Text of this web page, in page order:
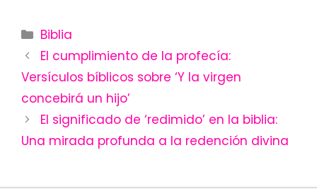
Categories
Biblia
El cumplimiento de la profecía:
Versículos bíblicos sobre ‘Y la virgen
concebirá un hijo’
El significado de ‘redimido’ en la biblia:
Una mirada profunda a la redención divina